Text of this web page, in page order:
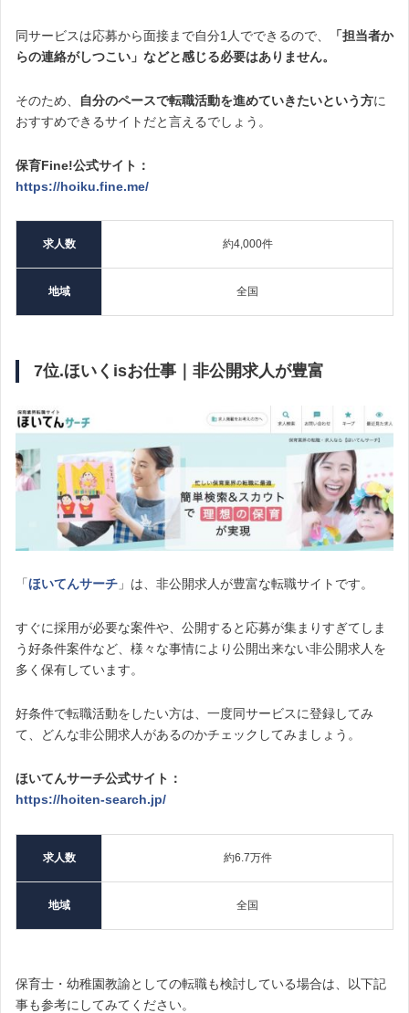
同サービスは応募から面接まで自分1人でできるので、
「担当者か
らの連絡がしつこい」などと感じる必要はありません。
そのため、 自分のペースで転職活動を進めていきたいという方に
おすすめできるサイトだと言えるでしょう。
保育Fine!公式サイト：
https://hoiku.fine.me/
求人数 約4,000件
地域 全国
7位.ほいくisお仕事｜非公開求人が豊富
「ほいてんサーチ 」は、非公開求人が豊富な転職サイトです。
すぐに採用が必要な案件や、公開すると応募が集まりすぎてしま
う好条件案件など、様々な事情により公開出来ない非公開求人を
多く保有しています。
好条件で転職活動をしたい方は、一度同サービスに登録してみ
て、どんな非公開求人があるのかチェックしてみましょう。
ほいてんサーチ公式サイト：
https://hoiten-search.jp/
求人数 約6.7万件
地域 全国
保育士・幼稚園教諭としての転職も検討している場合は、以下記
事も参考にしてみてください。